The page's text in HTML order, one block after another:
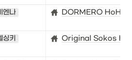
나 DORMERO HoHo
키 Original Sokos